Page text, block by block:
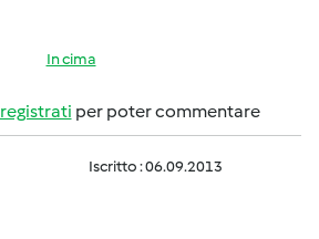
In cima
registrati per poter commentare
Iscritto : 06.09.2013